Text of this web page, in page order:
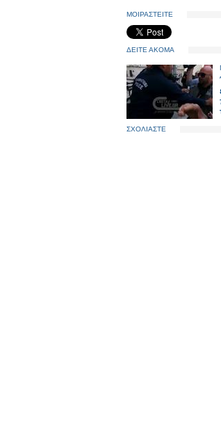
ΜΟΙΡΑΣΤΕΙΤΕ
ΔΕΙΤΕ ΑΚΟΜΑ
ΣΧΟΛΙΑΣΤΕ